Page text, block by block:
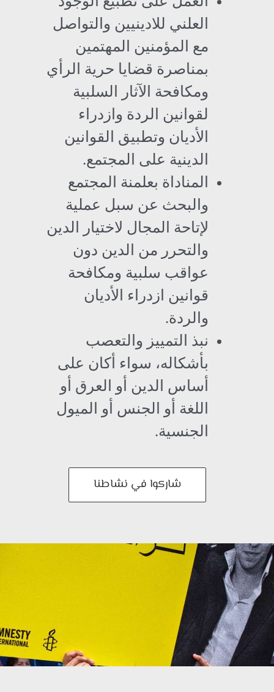
العلني للادينيين والتواصل
مع المؤمنين المهتمين
بمناصرة قضايا حرية الرأي
ومكافحة الآثار السلبية
لقوانين الردة وازدراء
الأديان وتطبيق القوانين
الدينية على المجتمع.
المناداة بعلمنة المجتمع
والبحث عن سبل عملية
لإتاحة المجال لاختيار الدين
والتحرر من الدين دون
عواقب سلبية ومكافحة
قوانين ازدراء الأديان
والردة.
نبذ التمييز والتعصب
بأشكاله، سواء أكان على
أساس الدين أو العرق أو
اللغة أو الجنس أو الميول
الجنسية.
شاركوا في نشاطنا